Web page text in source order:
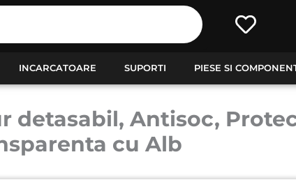
INCARCATOARE SUPORTI PIESE SI
detasabil, Antisoc,
cu Alb